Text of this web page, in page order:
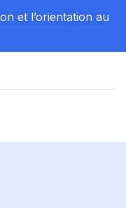
et l’orientation au